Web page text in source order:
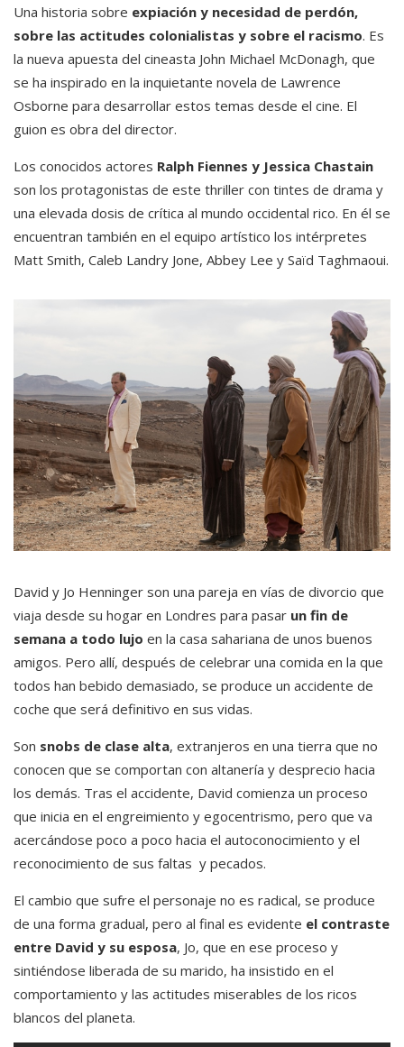
Una historia sobre expiación y necesidad de perdón,
sobre las actitudes colonialistas y sobre el racismo. Es
la nueva apuesta del cineasta John Michael McDonagh, que
se ha inspirado en la inquietante novela de Lawrence
Osborne para desarrollar estos temas desde el cine. El
guion es obra del director.
Los conocidos actores Ralph Fiennes y Jessica Chastain
son los protagonistas de este thriller con tintes de drama y
una elevada dosis de crítica al mundo occidental rico. En él se
encuentran también en el equipo artístico los intérpretes
Matt Smith, Caleb Landry Jone, Abbey Lee y Saïd Taghmaoui.
David y Jo Henninger son una pareja en vías de divorcio que
viaja desde su hogar en Londres para pasar un fin de
semana a todo lujo en la casa sahariana de unos buenos
amigos. Pero allí, después de celebrar una comida en la que
todos han bebido demasiado, se produce un accidente de
coche que será definitivo en sus vidas.
Son snobs de clase alta, extranjeros en una tierra que no
conocen que se comportan con altanería y desprecio hacia
los demás. Tras el accidente, David comienza un proceso
que inicia en el engreimiento y egocentrismo, pero que va
acercándose poco a poco hacia el autoconocimiento y el
reconocimiento de sus faltas y pecados.
El cambio que sufre el personaje no es radical, se produce
de una forma gradual, pero al final es evidente el contraste
entre David y su esposa, Jo, que en ese proceso y
sintiéndose liberada de su marido, ha insistido en el
comportamiento y las actitudes miserables de los ricos
blancos del planeta.